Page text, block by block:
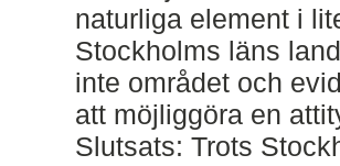
naturliga element i
Stockholms läns
inte området och
att möjliggöra en
Slutsats: Trots